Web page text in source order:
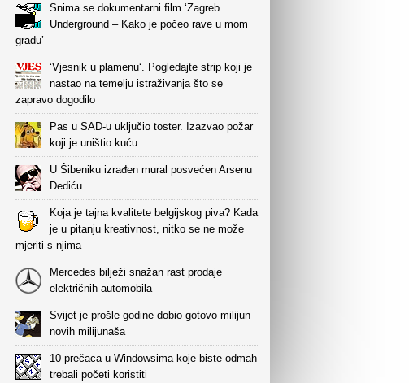
Snima se dokumentarni film ‘Zagreb
Underground – Kako je počeo rave u mom
gradu’
‘Vjesnik u plamenu‘. Pogledajte strip koji je
nastao na temelju istraživanja što se
zapravo dogodilo
Pas u SAD-u uključio toster. Izazvao požar
koji je uništio kuću
U Šibeniku izrađen mural posvećen Arsenu
Dediću
Koja je tajna kvalitete belgijskog piva? Kada
je u pitanju kreativnost, nitko se ne može
mjeriti s njima
Mercedes bilježi snažan rast prodaje
električnih automobila
Svijet je prošle godine dobio gotovo milijun
novih milijunaša
10 prečaca u Windowsima koje biste odmah
trebali početi koristiti